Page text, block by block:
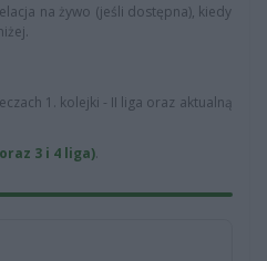
na żywo (jeśli dostępna), kiedy
1. kolejki - II liga oraz aktualną
3 i 4 liga).